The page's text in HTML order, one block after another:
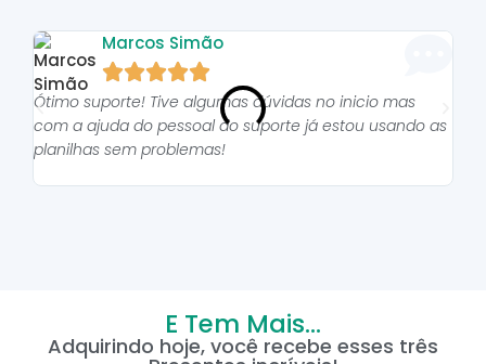
Marcos Simão

Ótimo suporte! Tive algumas dúvidas no inicio mas
com a ajuda do pessoal do suporte já estou usando as
planilhas sem problemas!
E Tem Mais...
Adquirindo hoje, você recebe esses três